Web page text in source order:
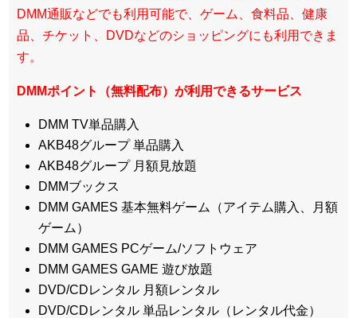
DMM通販などでも利用可能で、ゲーム、食料品、健康
品、チケット、DVDなどのショッピングにも利用できま
す。
DMMポイント（無料配布）が利用できるサービス
DMM TV単品購入
AKB48グループ 単品購入
AKB48グループ 月額見放題
DMMブックス
DMM GAMES 基本無料ゲーム（アイテム購入、月額
ゲーム）
DMM GAMES PCゲーム/ソフトウェア
DMM GAMES GAME 遊び放題
DVD/CDレンタル 月額レンタル
DVD/CDレンタル 単品レンタル（レンタル代金）